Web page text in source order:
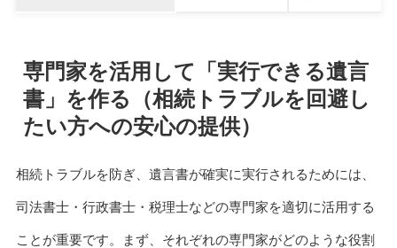
専門家を活用して「実行できる遺言
書」を作る（相続トラブルを回避し
たい方への安心の提供）
相続トラブルを防ぎ、遺言書が確実に実行されるためには、
司法書士・行政書士・税理士などの専門家を適切に活用する
ことが重要です。まず、それぞれの専門家がどのような役割